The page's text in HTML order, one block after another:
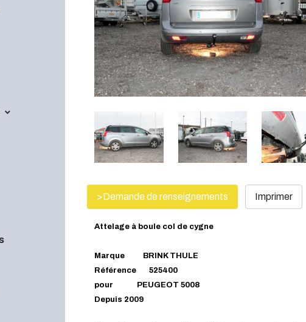
>Demande de renseignements Imprimer
Attelage à boule col de cygne
Marque BRINK THULE
Référence 525400
pour PEUGEOT 5008
Depuis 2009